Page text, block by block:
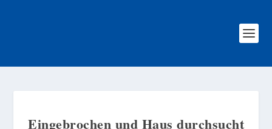
Eingebrochen und Haus durchsucht